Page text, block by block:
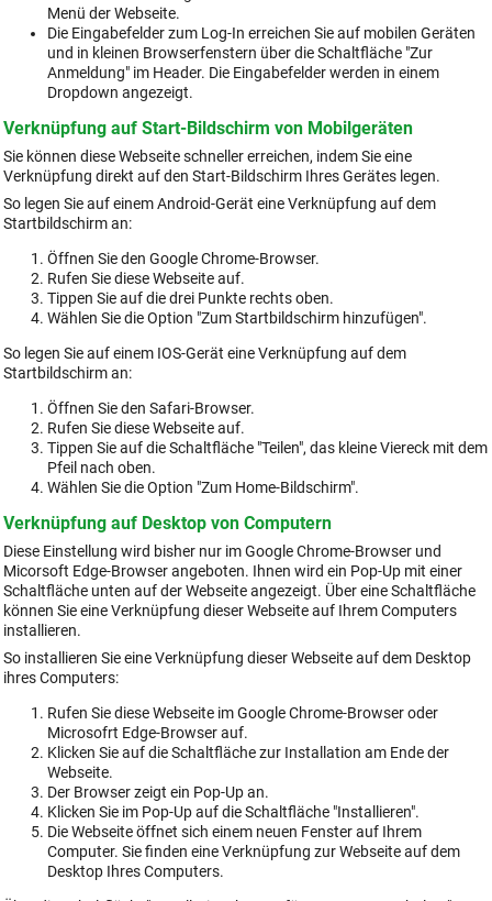
Menü der Webseite.
Die Eingabefelder zum Log-In erreichen Sie auf mobilen Geräten
und in kleinen Browserfenstern über die Schaltfläche "Zur
Anmeldung" im Header. Die Eingabefelder werden in einem
Dropdown angezeigt.
Verknüpfung auf Start-Bildschirm von Mobilgeräten
Sie können diese Webseite schneller erreichen, indem Sie eine
Verknüpfung direkt auf den Start-Bildschirm Ihres Gerätes legen.
So legen Sie auf einem Android-Gerät eine Verknüpfung auf dem
Startbildschirm an:
Öffnen Sie den Google Chrome-Browser.
Rufen Sie diese Webseite auf.
Tippen Sie auf die drei Punkte rechts oben.
Wählen Sie die Option "Zum Startbildschirm hinzufügen".
So legen Sie auf einem IOS-Gerät eine Verknüpfung auf dem
Startbildschirm an:
Öffnen Sie den Safari-Browser.
Rufen Sie diese Webseite auf.
Tippen Sie auf die Schaltfläche "Teilen", das kleine Viereck mit dem
Pfeil nach oben.
Wählen Sie die Option "Zum Home-Bildschirm".
Verknüpfung auf Desktop von Computern
Diese Einstellung wird bisher nur im Google Chrome-Browser und
Micorsoft Edge-Browser angeboten. Ihnen wird ein Pop-Up mit einer
Schaltfläche unten auf der Webseite angezeigt. Über eine Schaltfläche
können Sie eine Verknüpfung dieser Webseite auf Ihrem Computers
installieren.
So installieren Sie eine Verknüpfung dieser Webseite auf dem Desktop
ihres Computers:
Rufen Sie diese Webseite im Google Chrome-Browser oder
Microsofrt Edge-Browser auf.
Klicken Sie auf die Schaltfläche zur Installation am Ende der
Webseite.
Der Browser zeigt ein Pop-Up an.
Klicken Sie im Pop-Up auf die Schaltfläche "Installieren".
Die Webseite öffnet sich einem neuen Fenster auf Ihrem
Computer. Sie finden eine Verknüpfung zur Webseite auf dem
Desktop Ihres Computers.